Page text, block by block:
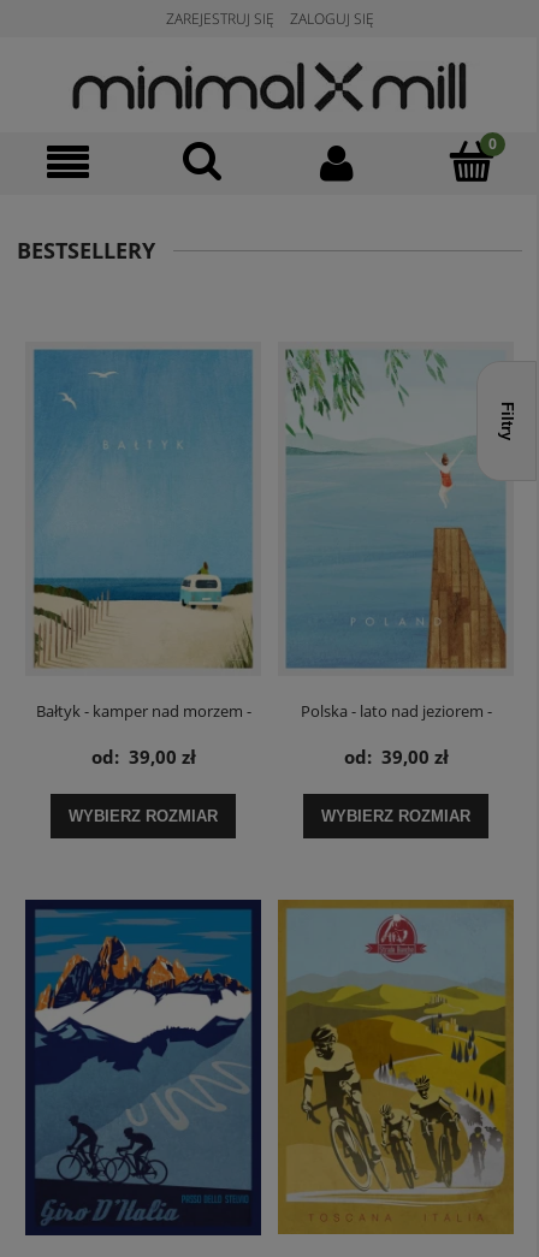
ZAREJESTRUJ SIĘ ZALOGUJ SIĘ
Filtry
BESTSELLERY
Bałtyk - kamper nad morzem -
plakat
od: 39,00 zł
WYBIERZ ROZMIAR
Polska - lato nad jeziorem -
plakat
od: 39,00 zł
WYBIERZ ROZMIAR